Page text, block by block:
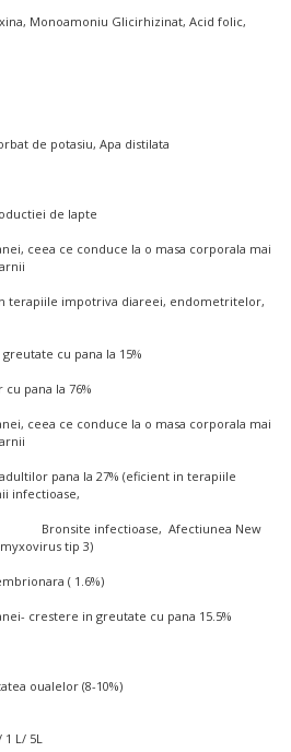
Monoamoniu Glicirhizinat, Acid folic,
de potasiu, Apa distilata
de lapte
ceea ce conduce la o masa corporala mai
terapiile impotriva diareei, endometritelor,
cu pana la 15%
pana la 76%
ceea ce conduce la o masa corporala mai
pana la 27% (eficient in terapiile
infectioase,
Afectiunea New
tip 3)
( 1.6%)
crestere in greutate cu pana 15.5%
oualelor (8-10%)
1 L/ 5L